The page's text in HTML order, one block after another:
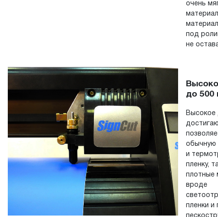
очень
под
не
до 500
Высокое
обычную
и
пленку,
плотные
вроде
пленки и